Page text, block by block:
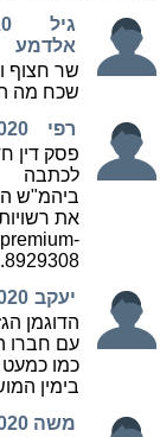
גיל
אלדמע
שר חצוף
שכח מה
רפי
פסק דין
לכתבה
ביהמ"ש
את
יעקב
עם חברו
כמו כמעט
בימין
משה